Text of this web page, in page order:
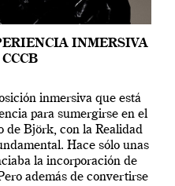
INMERSIVA
inmersiva que está
para sumergirse en el
de Björk, con la Realidad
Hace sólo unas
la incorporación de
además de convertirse